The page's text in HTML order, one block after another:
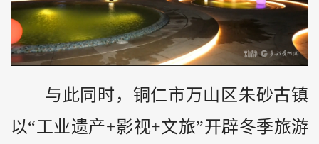
与此同时，铜仁市万山区朱砂古镇
以“工业遗产+影视+文旅”开辟冬季旅游